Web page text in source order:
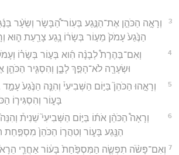
3
וְרָאָ֣ה הַכֹּהֵ֣ן אֶת־הַנֶּ֣גַע בְּעֽוֹר־הַ֠בָּשָׂר וְשֵׂעָ֨ר
הַנֶּ֙גַע֙ עָמֹק֙ מֵע֣וֹר בְּשָׂר֔וֹ נֶ֥גַע צָרַ֖עַת ה֑וּא
4
וְאִם־בַּהֶרֶת֩ לְבָנָ֨ה הִ֜וא בְּע֣וֹר בְּשָׂר֗וֹ
וּשְׂעָרָ֖ה לֹא־הָפַ֣ךְ לָבָ֑ן וְהִסְגִּ֧יר הַכֹּהֵ֛ן
5
וְרָאָ֣הוּ הַכֹּהֵן֮ בַּיּ֣וֹם הַשְּׁבִיעִי֒ וְהִנֵּ֤ה הַנֶּ֙גַע֙ עָמַ֣ד
בָּע֑וֹר וְהִסְגִּיר֧וֹ
6
וְרָאָה֩ הַכֹּהֵ֨ן אֹת֜וֹ בַּיּ֣וֹם הַשְּׁבִיעִי֮ שֵׁנִית֒
הַנֶּ֖גַע בָּע֑וֹר וְטִהֲר֤וֹ הַכֹּהֵן֙ מִסְפַּ֣חַת
7 וְאִם־פָּשֹׂ֨ה תִפְשֶׂ֤ה הַמִּסְפַּ֙חַת֙ בָּע֔וֹר אַחֲרֵ֧י